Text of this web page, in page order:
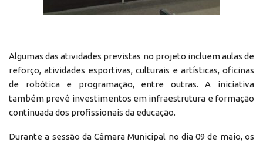
Algumas das atividades previstas no projeto incluem aulas de
reforço, atividades esportivas, culturais e artísticas, oficinas
de robótica e programação, entre outras. A iniciativa
também prevê investimentos em infraestrutura e formação
continuada dos profissionais da educação.
Durante a sessão da Câmara Municipal no dia 09 de maio, os